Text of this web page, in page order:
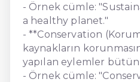
- Örnek cümle:
a healthy planet."
- **Conservation
kaynakların
yapılan eylemler
- Örnek cümle: